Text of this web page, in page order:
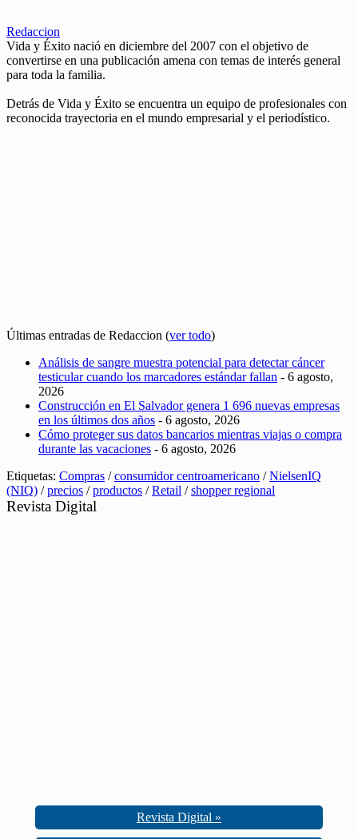
Redaccion
Vida y Éxito nació en diciembre del 2007 con el objetivo de
convertirse en una publicación amena con temas de interés general
para toda la familia.
Detrás de Vida y Éxito se encuentra un equipo de profesionales con
reconocida trayectoria en el mundo empresarial y el periodístico.
Últimas entradas de Redaccion (ver todo)
Análisis de sangre muestra potencial para detectar cáncer
testicular cuando los marcadores estándar fallan - 6 agosto,
2026
Construcción en El Salvador genera 1 696 nuevas empresas
en los últimos dos años - 6 agosto, 2026
Cómo proteger sus datos bancarios mientras viajas o compra
durante las vacaciones - 6 agosto, 2026
Etiquetas: Compras /consumidor centroamericano /NielsenIQ
(NIQ) /precios /productos /Retail /shopper regional
Revista Digital
Revista Digital »